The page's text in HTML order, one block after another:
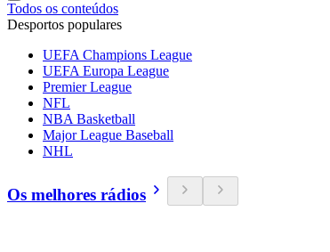
Todos os conteúdos
Desportos populares
UEFA Champions League
UEFA Europa League
Premier League
NFL
NBA Basketball
Major League Baseball
NHL
Os melhores rádios